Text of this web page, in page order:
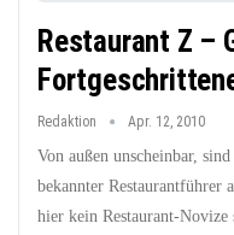
Restaurant Z –
Redaktion Apr. 12, 2010
Von außen unscheinbar,
bekannter Restaurantführer
hier kein Restaurant-Novize